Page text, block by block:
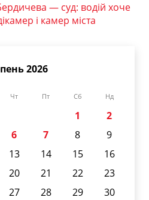
— суд: водій хоче
і камер міста
2026
Чт Пт Сб Нд
1
2
6 7 8
9
13 14 15
16
20 21 22
23
27 28 29
30